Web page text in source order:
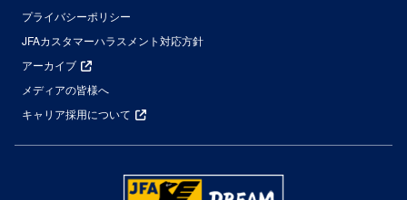
プライバシーポリシー
JFAカスタマーハラスメント対応方針
アーカイブ
メディアの皆様へ
キャリア採用について